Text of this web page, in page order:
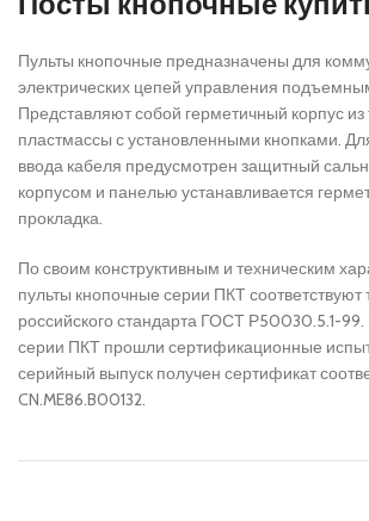
Пульты кнопочные предназначены для
электрических цепей управления
Представляют собой герметичный корпус из
пластмассы с установленными кнопками.
ввода кабеля предусмотрен защитный
корпусом и панелью устанавливается
прокладка.
По своим конструктивным и техническим
пульты кнопочные серии ПКТ
российского стандарта ГОСТ Р50030.5.1-
серии ПКТ прошли сертификационные
серийный выпуск получен сертификат
CN.ME86.B00132.